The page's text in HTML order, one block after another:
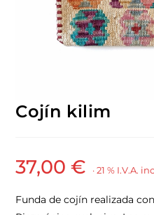
Cojín kilim
37,00€ · 21 % I.V.A.
Funda de cojín realizada